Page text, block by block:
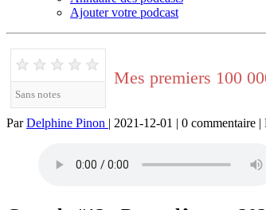
Ajouter votre podcast
★ ★ ★ ★ ★
Sans notes
Mes premiers 100
ParDelphine Pinon | 2021-12-01 | 0 commentaire |